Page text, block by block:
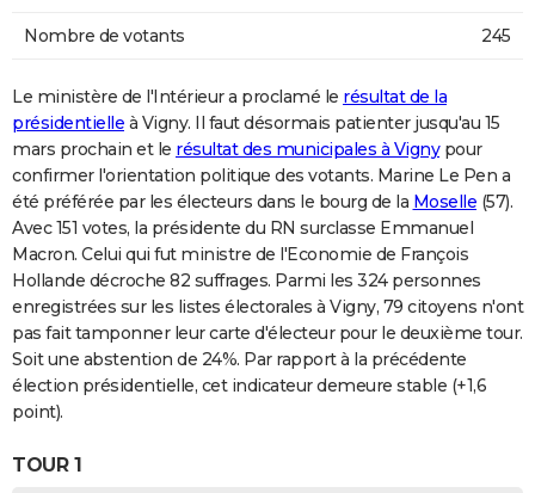
Nombre de votants 245
Le ministère de l'Intérieur a proclamé le résultat de la
présidentielle à Vigny. Il faut désormais patienter jusqu'au 15
mars prochain et le résultat des municipales à Vignypour
confirmer l'orientation politique des votants. Marine Le Pen a
été préférée par les électeurs dans le bourg de la Moselle (57).
Avec 151 votes, la présidente du RN surclasse Emmanuel
Macron. Celui qui fut ministre de l'Economie de François
Hollande décroche 82 suffrages. Parmi les 324 personnes
enregistrées sur les listes électorales à Vigny, 79 citoyens n'ont
pas fait tamponner leur carte d'électeur pour le deuxième tour.
Soit une abstention de 24%. Par rapport à la précédente
élection présidentielle, cet indicateur demeure stable (+1,6
point).
TOUR 1